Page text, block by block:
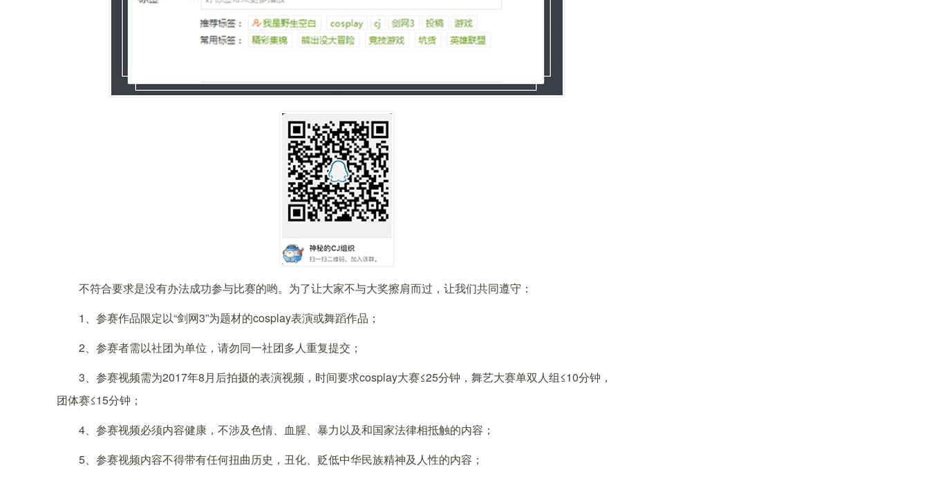
不符合要求是没有办法成功参与比赛的哟。为了让大家不与大奖擦肩而过，让我们共同遵守：
1、参赛作品限定以“剑网3”为题材的cosplay表演或舞蹈作品；
2、参赛者需以社团为单位，请勿同一社团多人重复提交；
3、参赛视频需为2017年8月后拍摄的表演视频，时间要求cosplay大赛≤25分钟，舞艺大赛单双人组≤10分钟，
团体赛≤15分钟；
4、参赛视频必须内容健康，不涉及色情、血腥、暴力以及和国家法律相抵触的内容；
5、参赛视频内容不得带有任何扭曲历史，丑化、贬低中华民族精神及人性的内容；